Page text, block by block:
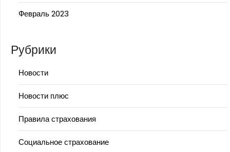
Февраль 2023
Рубрики
Новости
Новости плюс
Правила страхования
Социальное страхование